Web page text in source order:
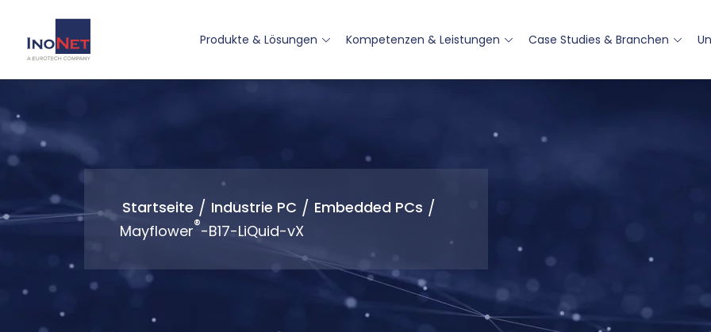
Produkte & Lösungen Kompetenzen & Leistungen Case Studies & Branchen
Startseite / Industrie PC / Embedded PCs /
Mayflower®-B17-LiQuid-vX